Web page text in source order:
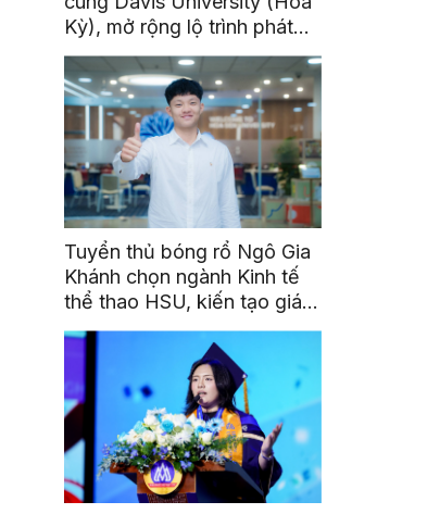
Kỳ), mở rộng lộ trình phát
triển toàn cầu cho sinh viên
Tuyển thủ bóng rổ Ngô Gia
Khánh chọn ngành Kinh tế
thể thao HSU, kiến tạo giá
trị từ đam mê thể thao